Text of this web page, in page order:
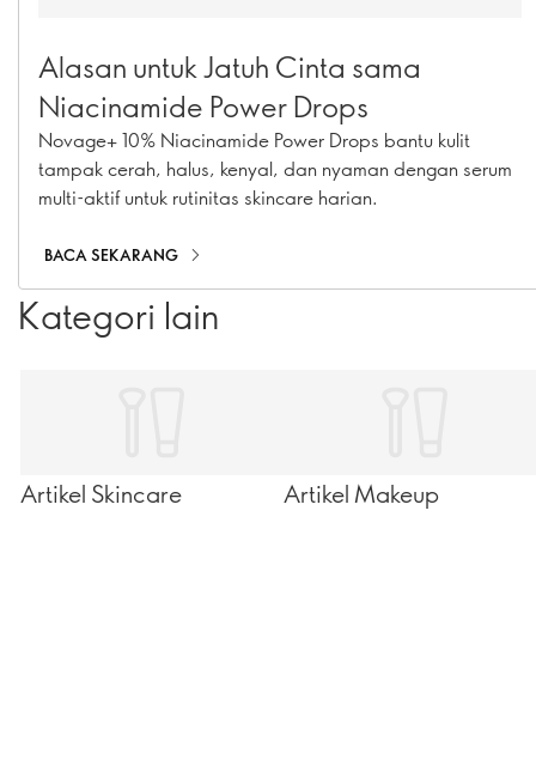
Alasan untuk Jatuh Cinta sama
Niacinamide Power Drops
Novage+ 10% Niacinamide Power Drops bantu kulit
tampak cerah, halus, kenyal, dan nyaman dengan serum
multi-aktif untuk rutinitas skincare harian.
BACA SEKARANG
Kategori lain
Artikel Skincare Artikel Makeup